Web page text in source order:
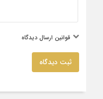
قوانین ارسال دیدگاه
ثبت دیدگاه